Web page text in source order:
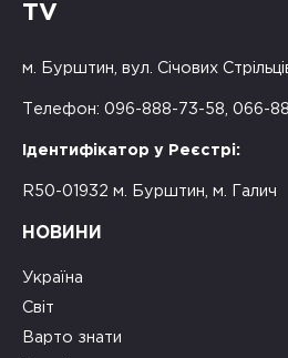
TV
м. Бурштин, вул. Січових
Телефон: 096-888-73-58, 066-
Ідентифікатор у Реєстрі:
R50-01932 м. Бурштин, м. Галич
НОВИНИ
Україна
Світ
Варто знати